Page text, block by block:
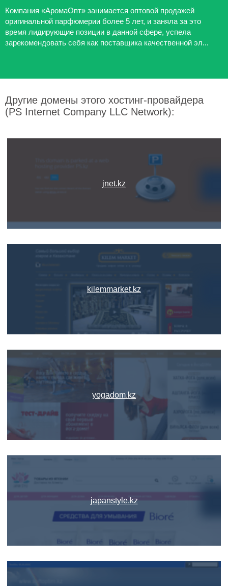
Компания «АромаОпт» занимается оптовой продажей
оригинальной парфюмерии более 5 лет, и заняла за это
время лидирующие позиции в данной сфере, успела
зарекомендовать себя как поставщика качественной эл...
Другие домены этого хостинг-провайдера
(PS Internet Company LLC Network):
jnet.kz
kilemmarket.kz
yogadom.kz
japanstyle.kz